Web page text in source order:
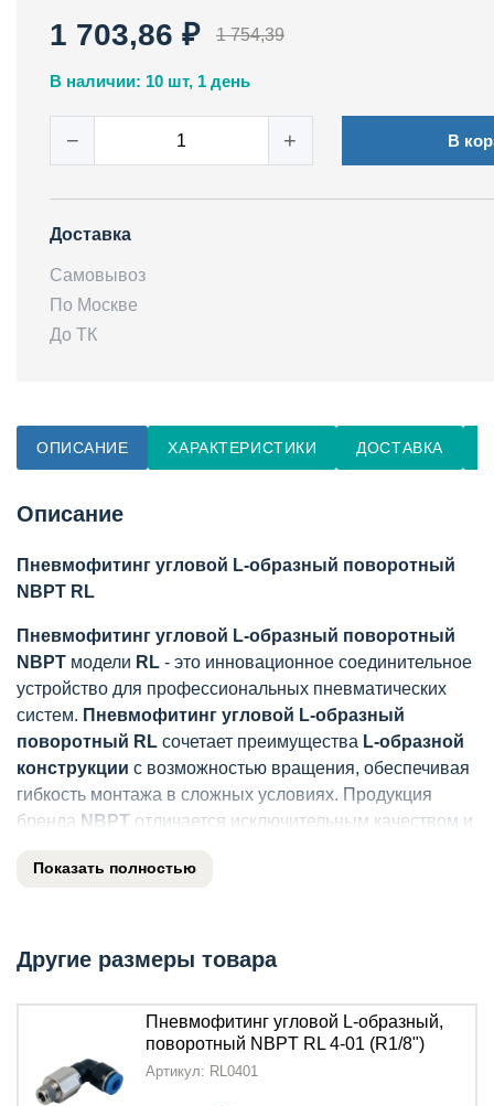
1 703,86 ₽ 1 754,39
В наличии: 10 шт, 1 день
− + В
Доставка
Самовывоз
По Москве
До ТК
ОПИСАНИЕ ХАРАКТЕРИСТИКИ ДОСТАВКА
Описание
Пневмофитинг угловой L-образный поворотный
NBPT RL
Пневмофитинг угловой L-образный поворотный
NBPT модели RL - это инновационное соединительное
устройство для профессиональных пневматических
систем. Пневмофитинг угловой L-образный
поворотный RL сочетает преимущества L-образной
конструкции с возможностью вращения, обеспечивая
гибкость монтажа в сложных условиях. Продукция
бренда NBPT отличается исключительным качеством и
поворотныйпозволяет регулировать положение
Надежность:L-образная
конструкция
обеспечивает оптимальное
распределение нагрузки
Показать полностью
Другие размеры товара
Пневмофитинг угловой L-образный,
поворотный NBPT RL 4-01 (R1/8")
Артикул: RL0401